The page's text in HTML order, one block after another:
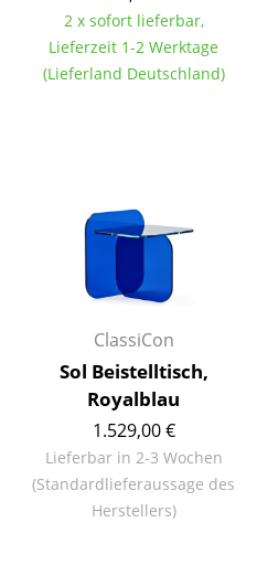
2 x sofort lieferbar,
Lieferzeit 1-2 Werktage
(Lieferland Deutschland)
ClassiCon
Sol Beistelltisch,
Royalblau
1.529,00 €
Lieferbar in 2-3 Wochen
(Standardlieferaussage des
Herstellers)